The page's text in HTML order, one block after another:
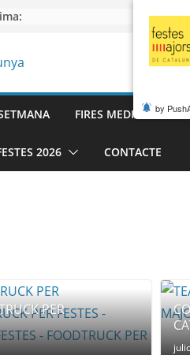
FIRES MEDIEVALS –
2026 CONTACTE
PER
by